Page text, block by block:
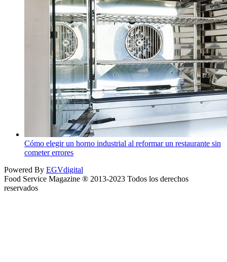
Cómo elegir un horno industrial al reformar un restaurante sin
cometer errores
Powered By EGVdigital
Food Service Magazine ® 2013-2023 Todos los derechos
reservados